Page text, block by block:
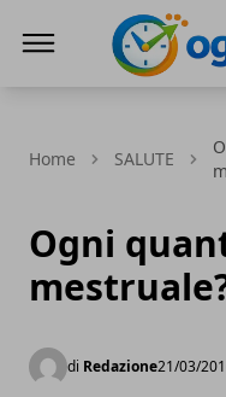
Home SALUTE
Ogni
di Redazione21/03/